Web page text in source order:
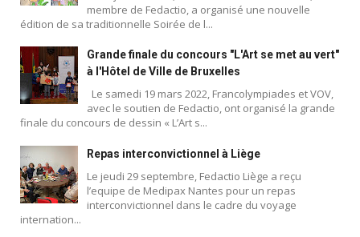
membre de Fedactio, a organisé une nouvelle
édition de sa traditionnelle Soirée de l...
Grande finale du concours "L'Art se met au vert"
à l'Hôtel de Ville de Bruxelles
Le samedi 19 mars 2022, Francolympiades et VOV,
avec le soutien de Fedactio, ont organisé la grande
finale du concours de dessin « L’Art s...
Repas interconvictionnel à Liège
Le jeudi 29 septembre, Fedactio Liège a reçu
l’equipe de Medipax Nantes pour un repas
interconvictionnel dans le cadre du voyage
internation...